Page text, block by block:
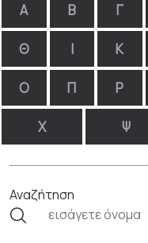
Α Β Γ
Θ Ι Κ
Ο Π Ρ
Χ Ψ
Αναζήτηση